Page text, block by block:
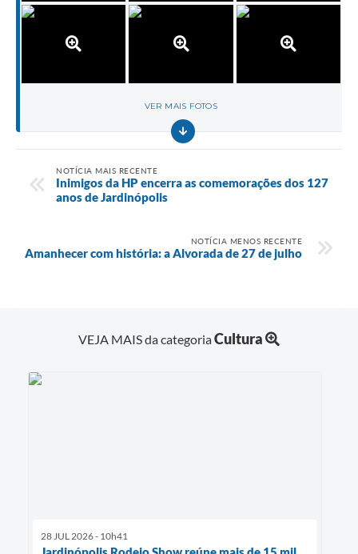
VER MAIS FOTOS
NOTÍCIA MAIS RECENTE
Inimigos da HP encerra as comemorações dos 127
anos de Jardinópolis
NOTÍCIA MENOS RECENTE
Amanhecer com história: a Alvorada de 27 de julho
VEJA MAIS da categoriaCultura
28 JUL 2026 - 10h41